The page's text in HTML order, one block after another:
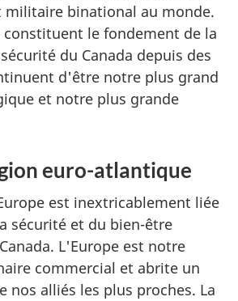
militaire binational au monde.
constituent le fondement de la
du Canada depuis des
d'être notre plus grand
et notre plus grande
euro-atlantique
est inextricablement liée
sécurité et du bien-être
L'Europe est notre
commercial et abrite un
nos alliés les plus proches. La